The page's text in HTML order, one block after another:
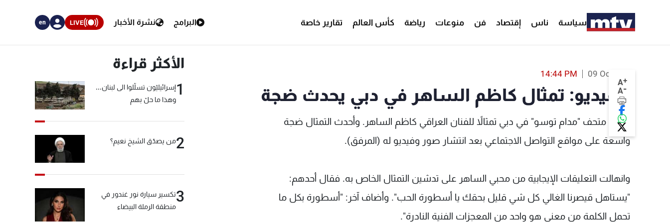
سياسة ناس إقتصاد فن منوعات رياضة كأس العالم تقارير خاصة البرامج نشرة الأخبار LIVE
en
A+
A-
09 Oct 2021
14:44 PM
بالفيديو: تمثال كاظم الساهر في دبي يحدث ضجة
دشّن متحف "مدام توسو" في دبي تمثالاً للفنان العراقي كاظم الساهر. وأحدث التمثال ضجة
واسعة على مواقع التواصل الاجتماعي بعد انتشار صور وفيديو له (المرفق).
وانهالت التعليقات الإيجابية من محبي الساهر على تدشين التمثال الخاص به. فقال أحدهم:
"يستاهل قيصرنا الغالي كل شي قليل بحقك يا أسطورة الحب". وأضاف آخر: "أسطورة بكل ما
تحمل الكلمة من معنى هو واحد من المعجزات الفنية النادرة".
الأكثر قراءة
1إسرائيليّون تسلّلوا الى لبنان...
وهذا ما حلّ بهم
2من يصدّق الشيخ نعيم؟
3تكسير سيارة نور غندور في
منطقة الرملة البيضاء